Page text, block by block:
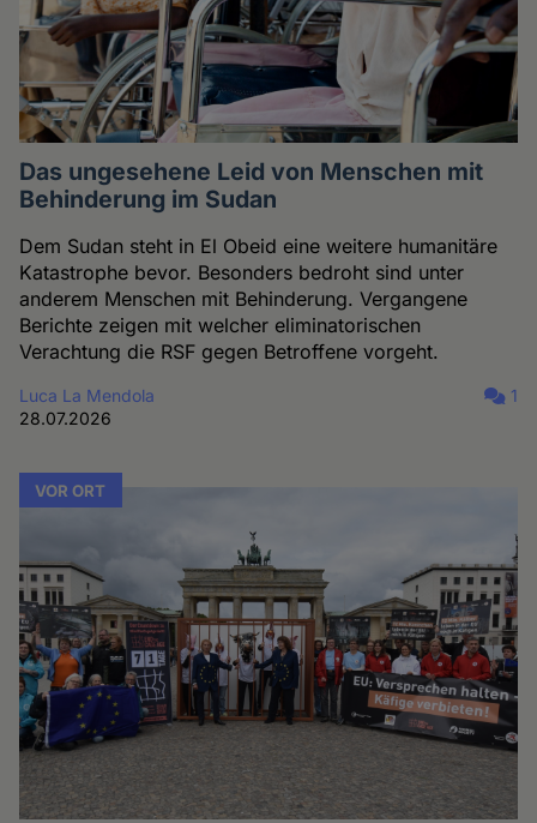
Das ungesehene Leid von Menschen mit
Behinderung im Sudan
Dem Sudan steht in El Obeid eine weitere humanitäre
Katastrophe bevor. Besonders bedroht sind unter
anderem Menschen mit Behinderung. Vergangene
Berichte zeigen mit welcher eliminatorischen
Verachtung die RSF gegen Betroffene vorgeht.
Luca La Mendola
28.07.2026
1
VOR ORT